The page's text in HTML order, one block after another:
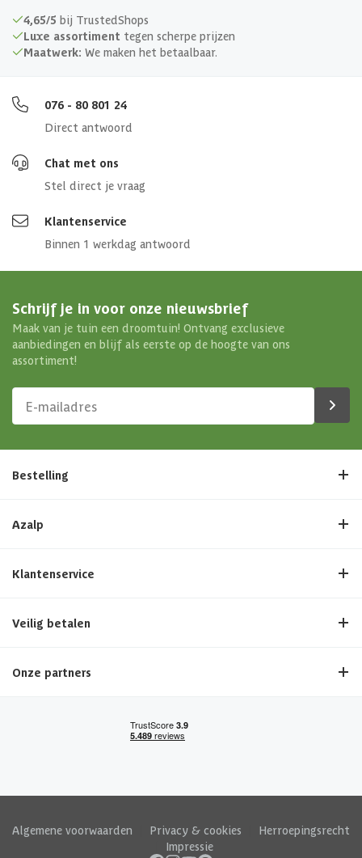
4,65/5 bij TrustedShops
Luxe assortiment tegen scherpe prijzen
Maatwerk: We maken het betaalbaar.
076 - 80 801 24
Direct antwoord
Chat met ons
Stel direct je vraag
Klantenservice
Binnen 1 werkdag antwoord
Schrijf je in voor onze nieuwsbrief
Maak van je tuin een droomtuin! Ontvang exclusieve
aanbiedingen en blijf als eerste op de hoogte van ons
assortiment!
Bestelling
Azalp
Klantenservice
Veilig betalen
Onze partners
Algemene voorwaarden Privacy & cookies
Herroepingsrecht
Impressie